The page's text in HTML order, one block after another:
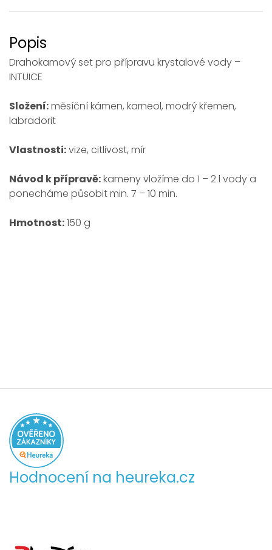
Popis
Drahokamový set pro přípravu krystalové vody –
INTUICE
Složení:měsíční kámen, karneol, modrý křemen,
labradorit
Vlastnosti:vize, citlivost, mír
Návod k přípravě:kameny vložíme do 1 – 2 l vody a
ponecháme působit min. 7 – 10 min.
Hmotnost:150 g
Hodnocení na heureka.cz